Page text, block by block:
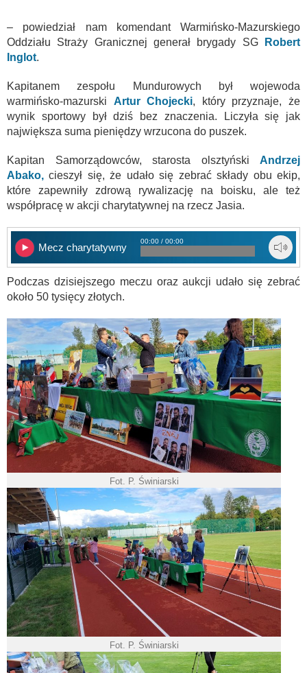
– powiedział nam komendant Warmińsko-Mazurskiego
Oddziału Straży Granicznej generał brygady SG
Robert
Inglot.
Kapitanem zespołu Mundurowych był wojewoda
warmińsko-mazurski Artur Chojecki, który przyznaje, że
wynik sportowy był dziś bez znaczenia. Liczyła się jak
największa suma pieniędzy wrzucona do puszek.
Kapitan Samorządowców, starosta olsztyński Andrzej
Abako, cieszył się, że udało się zebrać składy obu ekip,
które zapewniły zdrową rywalizację na boisku, ale też
współpracę w akcji charytatywnej na rzecz Jasia.
Mecz charytatywny
00:00 / 00:00
Podczas dzisiejszego meczu oraz aukcji udało się zebrać
około 50 tysięcy złotych.
Fot. P. Świniarski
Fot. P. Świniarski